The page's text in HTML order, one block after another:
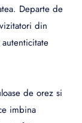
Departe de
din
de orez si
imbina